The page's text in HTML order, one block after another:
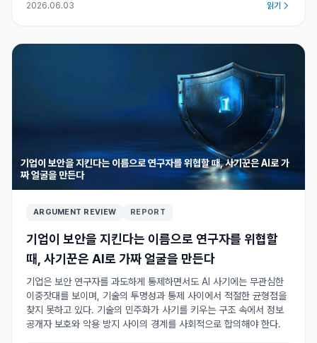
2026.06.03 읽기
기업이 보안을 지킨다는 이름으로 연구자를 위협할 때, 사기꾼은 AI로 가
짜 얼굴을 만든다
ARGUMENT REVIEW REPORT
기업이 보안을 지킨다는 이름으로 연구자를 위협할
때, 사기꾼은 AI로 가짜 얼굴을 만든다
기업은 보안 연구자를 과도하게 통제하면서도 AI 사기에는 무관심한
이중잣대를 보이며, 기술의 투명성과 통제 사이에서 적절한 균형점을
찾지 못하고 있다. 기술의 민주화가 사기를 키우는 구조 속에서 정보
공개자 보호와 악용 방지 사이의 경계를 사회적으로 합의해야 한다.